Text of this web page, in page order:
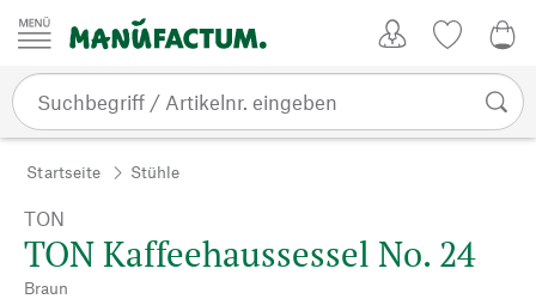
Zum Inhalt springen
Startseite Stühle
TON
TON Kaffeehaussessel No. 24
Braun